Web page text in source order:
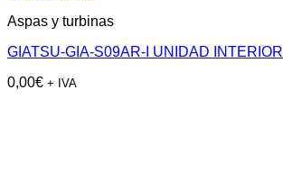
Aspas y turbinas
GIATSU-GIA-S09AR-I UNIDAD INTERIOR
0,00€ + IVA